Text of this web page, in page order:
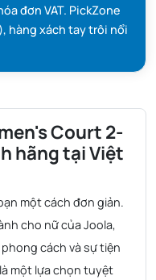
đơn VAT. PickZone
hàng xách tay trôi nổi
Court 2-
hãng tại Việt
một cách đơn giản.
cho nữ của Joola,
cách và sự tiện
một lựa chọn tuyệt